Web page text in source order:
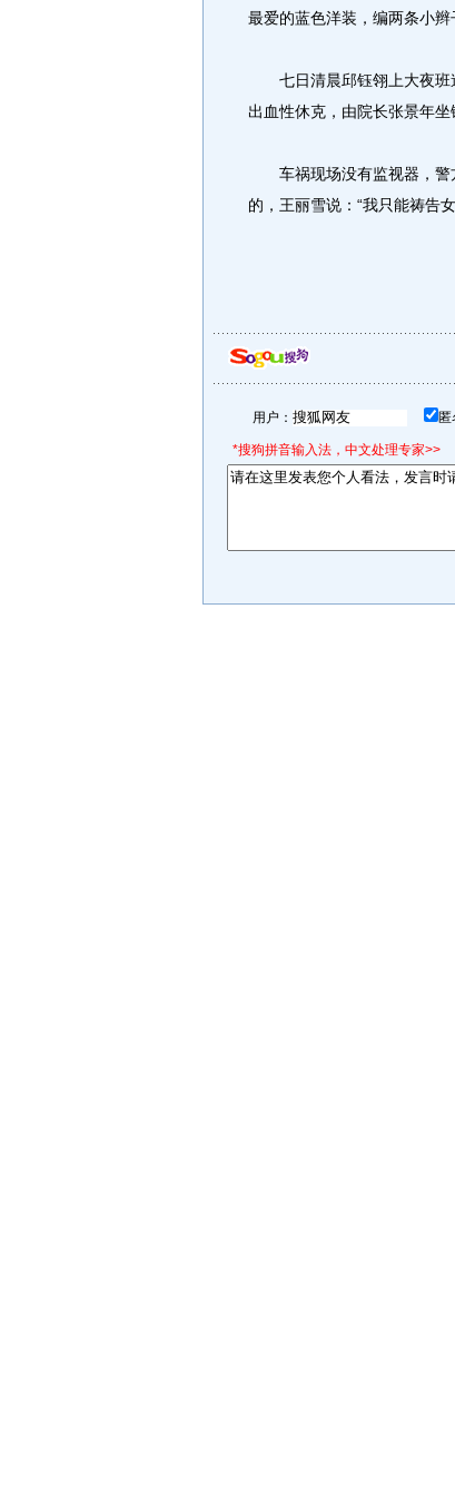
最爱的蓝色洋装，编两条小
七日清晨邱钰翎上大夜班
出血性休克，由院长张景年坐
车祸现场没有监视器，警
的，王丽雪说：“我只能祷告
用户：
*搜狗拼音输入法，中文处理专家>>